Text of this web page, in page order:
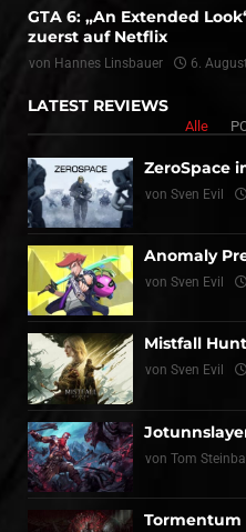
GTA 6: „An Extended
zuerst auf Netflix
von Hannes Linsbauer 6.
LATEST REVIEWS
Alle
ZeroSpace
von Sven Evil
Anomaly
von Sven Evil
Mistfall
von Sven Evil
von Tom
Tormentum